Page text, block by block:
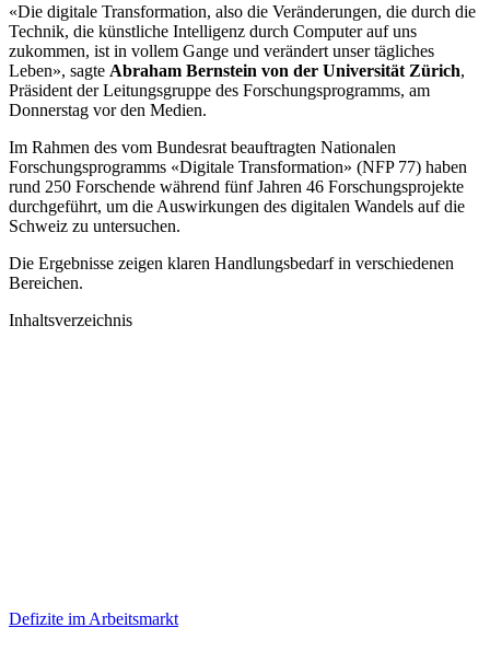
«Die digitale Transformation, also die Veränderungen, die durch die
Technik, die künstliche Intelligenz durch Computer auf uns
zukommen, ist in vollem Gange und verändert unser tägliches
Leben», sagte Abraham Bernstein von der Universität Zürich,
Präsident der Leitungsgruppe des Forschungsprogramms, am
Donnerstag vor den Medien.
Im Rahmen des vom Bundesrat beauftragten Nationalen
Forschungsprogramms «Digitale Transformation» (NFP 77) haben
rund 250 Forschende während fünf Jahren 46 Forschungsprojekte
durchgeführt, um die Auswirkungen des digitalen Wandels auf die
Schweiz zu untersuchen.
Die Ergebnisse zeigen klaren Handlungsbedarf in verschiedenen
Bereichen.
Inhaltsverzeichnis
Defizite im Arbeitsmarkt